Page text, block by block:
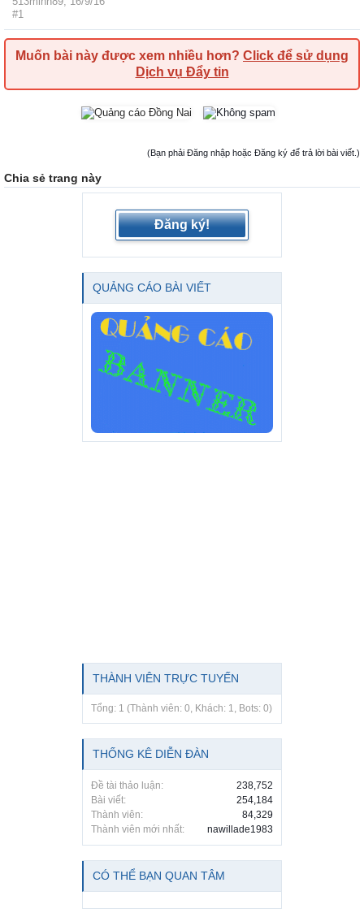
#1
Muốn bài này được xem nhiều hơn? Click để sử dụng
Dịch vụ Đẩy tin
(Bạn phải Đăng nhập hoặc Đăng ký để trả lời bài viết.)
Chia sẻ trang này
Đăng ký!
QUẢNG CÁO BÀI VIẾT
THÀNH VIÊN TRỰC TUYẾN
Tổng: 1 (Thành viên: 0, Khách: 1, Bots: 0)
THỐNG KÊ DIỄN ĐÀN
Đề tài thảo luận:
238,752
Bài viết:
254,184
Thành viên:
84,329
Thành viên mới nhất:
nawillade1983
CÓ THỂ BẠN QUAN TÂM